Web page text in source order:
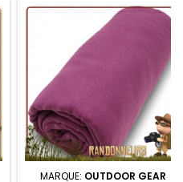
MARQUE: OUTDOOR GEAR